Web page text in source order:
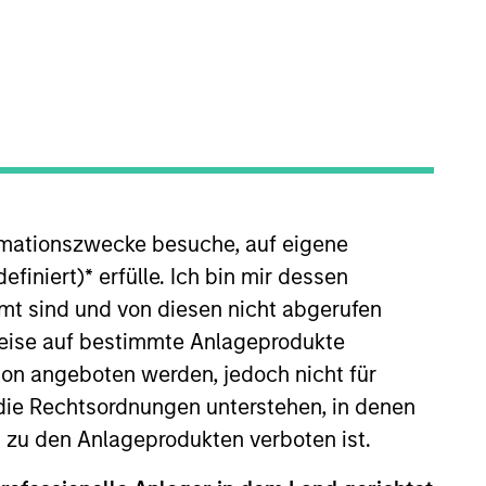
besuche, auf eigene
* erfülle. Ich bin mir dessen
sind und von diesen nicht abgerufen
auf bestimmte Anlageprodukte
angeboten werden, jedoch nicht für
Rechtsordnungen unterstehen, in denen
den Anlageprodukten verboten ist.
that the investment mentioned
The trademarks and service marks
sponsored, or otherwise approved by
are providing these hyperlinks to you
investigation, verification or
the information contained on the site